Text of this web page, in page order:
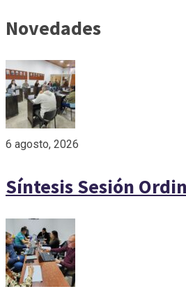
Novedades
6 agosto, 2026
Síntesis Sesión